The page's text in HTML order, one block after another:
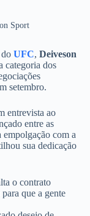
Sport
UFC, Deiveson
categoria dos
setembro.
entrevista ao
entre as
com a
sua dedicação
o contrato
que a gente